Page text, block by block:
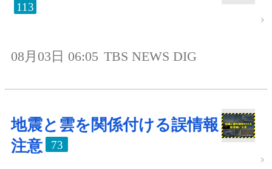
113
08月03日 06:05 TBS NEWS DIG
地震と雲を関係付ける誤情報
注意
73